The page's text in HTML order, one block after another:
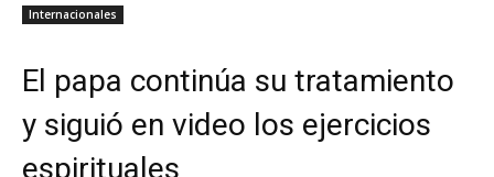
Internacionales
El papa continúa su tratamiento
y siguió en video los ejercicios
espirituales